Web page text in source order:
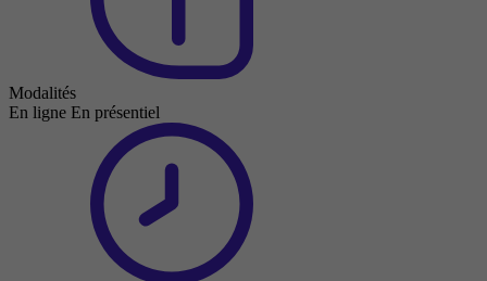
Modalités
En ligne En présentiel